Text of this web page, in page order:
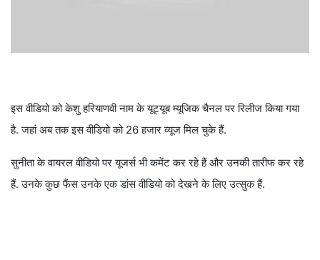
इस वीडियो को केशु हरियाणवी नाम के यूट्यूब म्यूजिक चैनल पर रिलीज किया गया
है. जहां अब तक इस वीडियो को 26 हजार व्यूज मिल चुके हैं.
सुनीता के वायरल वीडियो पर यूजर्स भी कमेंट कर रहे हैं और उनकी तारीफ कर रहे
हैं. उनके कुछ फैंस उनके एक डांस वीडियो को देखने के लिए उत्सुक हैं.